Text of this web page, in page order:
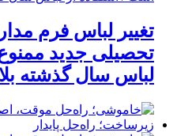
تغییر لباس فرم
تحصیلی جدید
لباس سال گذشته